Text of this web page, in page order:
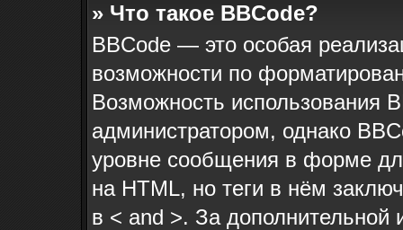
» Что такое BBCode?
BBCode — это особая
возможности по
Возможность использования
администратором, однако
уровне сообщения в форме
на HTML, но теги в нём
в < and >. За дополнительной